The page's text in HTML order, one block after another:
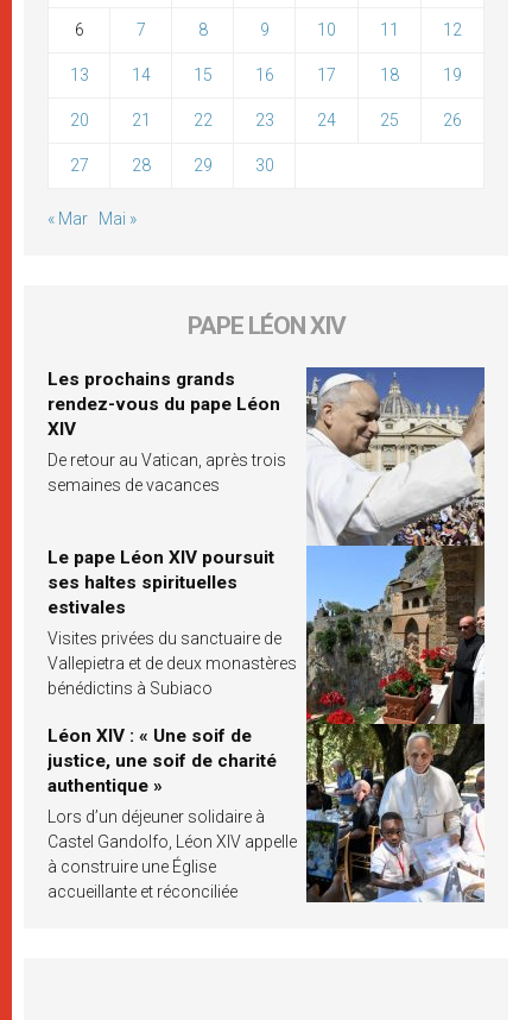
6 7 8 9 10 11 12
13 14 15 16 17 18 19
20 21 22 23 24 25 26
27 28 29 30
« Mar Mai »
PAPE LÉON XIV
Les prochains grands
rendez-vous du pape Léon
XIV
De retour au Vatican, après trois
semaines de vacances
Le pape Léon XIV poursuit
ses haltes spirituelles
estivales
Visites privées du sanctuaire de
Vallepietra et de deux monastères
bénédictins à Subiaco
Léon XIV : « Une soif de
justice, une soif de charité
authentique »
Lors d’un déjeuner solidaire à
Castel Gandolfo, Léon XIV appelle
à construire une Église
accueillante et réconciliée